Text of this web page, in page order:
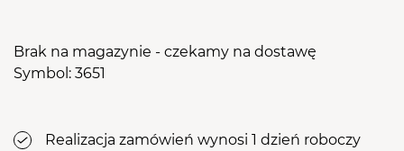
Brak na magazynie - czekamy na dostawę
Symbol: 3651
Realizacja zamówień wynosi 1 dzień roboczy